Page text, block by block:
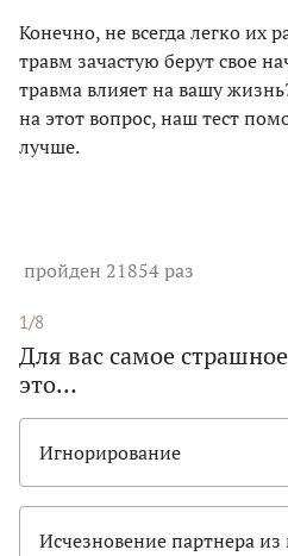
Конечно, не всегда легко их
травм зачастую берут свое
травма влияет на вашу
на этот вопрос, наш тест
лучше.
пройден 21854 раз
1/8
Для вас самое
это…
Игнорирование
Исчезновение партнера